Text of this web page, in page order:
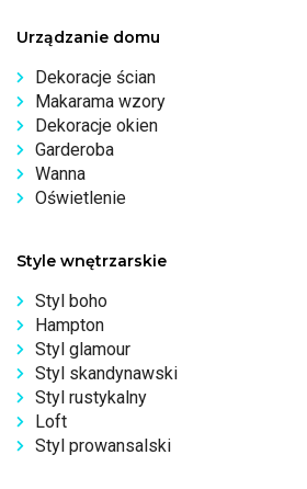
Urządzanie domu
Dekoracje ścian
Makarama wzory
Dekoracje okien
Garderoba
Wanna
Oświetlenie
Style wnętrzarskie
Styl boho
Hampton
Styl glamour
Styl skandynawski
Styl rustykalny
Loft
Styl prowansalski